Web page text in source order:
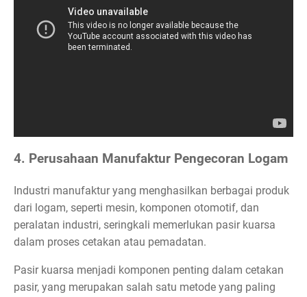
4. Perusahaan Manufaktur Pengecoran Logam
Industri manufaktur yang menghasilkan berbagai produk
dari logam, seperti mesin, komponen otomotif, dan
peralatan industri, seringkali memerlukan pasir kuarsa
dalam proses cetakan atau pemadatan.
Pasir kuarsa menjadi komponen penting dalam cetakan
pasir, yang merupakan salah satu metode yang paling